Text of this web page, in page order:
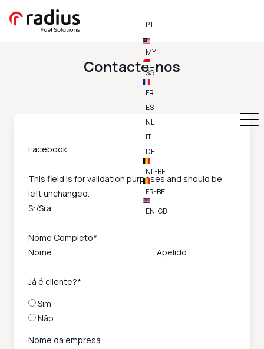
PT
MY
SG
FR
ES
NL
IT
DE
NL-BE
FR-BE
EN-GB
Contacte-nos
Facebook
This field is for validation purposes and should be
left unchanged.
Sr/Sra
Nome Completo*
Nome
Apelido
Já é cliente?*
Sim
Não
Nome da empresa